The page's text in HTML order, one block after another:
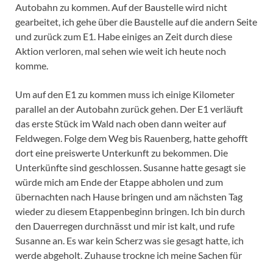
Autobahn zu kommen. Auf der Baustelle wird nicht
gearbeitet, ich gehe über die Baustelle auf die andern Seite
und zurück zum E1. Habe einiges an Zeit durch diese
Aktion verloren, mal sehen wie weit ich heute noch
komme.
Um auf den E1 zu kommen muss ich einige Kilometer
parallel an der Autobahn zurück gehen. Der E1 verläuft
das erste Stück im Wald nach oben dann weiter auf
Feldwegen. Folge dem Weg bis Rauenberg, hatte gehofft
dort eine preiswerte Unterkunft zu bekommen. Die
Unterkünfte sind geschlossen. Susanne hatte gesagt sie
würde mich am Ende der Etappe abholen und zum
übernachten nach Hause bringen und am nächsten Tag
wieder zu diesem Etappenbeginn bringen. Ich bin durch
den Dauerregen durchnässt und mir ist kalt, und rufe
Susanne an. Es war kein Scherz was sie gesagt hatte, ich
werde abgeholt. Zuhause trockne ich meine Sachen für